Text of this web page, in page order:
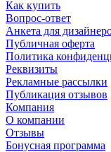
Как купить
Вопрос-ответ
Анкета для
Публичная оферта
Политика
Реквизиты
Рекламные рассылки
Публикация отзывов
Компания
О компании
Отзывы
Бонусная программа